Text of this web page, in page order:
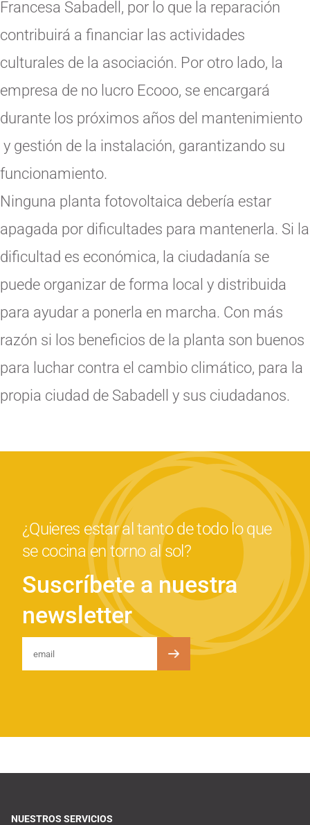
Francesa Sabadell, por lo que la reparación
contribuirá a financiar las actividades
culturales de la asociación. Por otro lado, la
empresa de no lucro Ecooo, se encargará
durante los próximos años del mantenimiento
y gestión de la instalación, garantizando su
funcionamiento.
Ninguna planta fotovoltaica debería estar
apagada por dificultades para mantenerla. Si la
dificultad es económica, la ciudadanía se
puede organizar de forma local y distribuida
para ayudar a ponerla en marcha. Con más
razón si los beneficios de la planta son buenos
para luchar contra el cambio climático, para la
propia ciudad de Sabadell y sus ciudadanos.
¿Quieres estar al tanto de todo lo que
se cocina en torno al sol?
Suscríbete a nuestra
newsletter
NUESTROS SERVICIOS